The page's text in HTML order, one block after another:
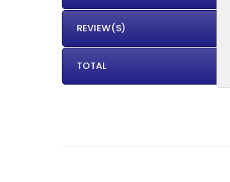
REVIEW(S)
TOTAL